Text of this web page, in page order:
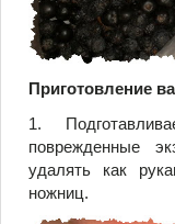
Приготовление
1.
поврежденные
удалять как
ножниц.